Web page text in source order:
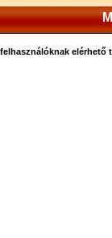
elérhető